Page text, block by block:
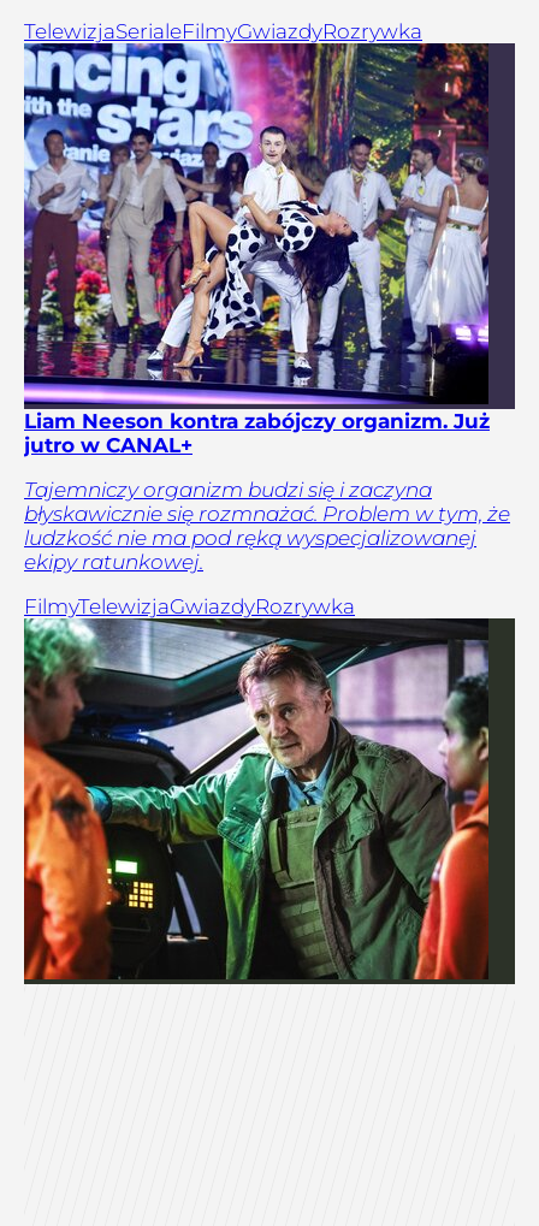
TelewizjaSerialeFilmyGwiazdyRozrywka
Liam Neeson kontra zabójczy organizm. Już
jutro w CANAL+
Tajemniczy organizm budzi się i zaczyna
błyskawicznie się rozmnażać. Problem w tym, że
ludzkość nie ma pod ręką wyspecjalizowanej
ekipy ratunkowej.
FilmyTelewizjaGwiazdyRozrywka